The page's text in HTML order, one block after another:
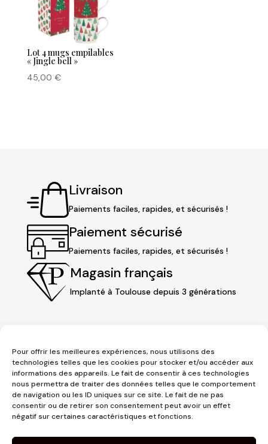
Pour offrir les meilleures expériences, nous utilisons des
technologies telles que les cookies pour stocker et/ou accéder aux
informations des appareils. Le fait de consentir à ces technologies
nous permettra de traiter des données telles que le comportement
de navigation ou les ID uniques sur ce site. Le fait de ne pas
consentir ou de retirer son consentement peut avoir un effet
négatif sur certaines caractéristiques et fonctions.
Lot 4 mugs empilables
« Jingle bell »
45,00 €
Livraison
Paiements faciles, rapides, et sécurisés !
Paiement sécurisé
Paiements faciles, rapides, et sécurisés !
Magasin français
Implanté à Toulouse depuis 3 générations
3 place Jeanne d'Arc
31000 Toulouse